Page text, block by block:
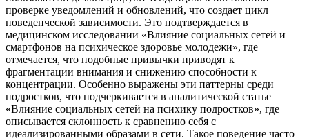
проверке уведомлений и обновлений, что создает цикл
поведенческой зависимости. Это подтверждается в
медицинском исследовании «Влияние социальных сетей и
смартфонов на психическое здоровье молодежи», где
отмечается, что подобные привычки приводят к
фрагментации внимания и снижению способности к
концентрации. Особенно выражены эти паттерны среди
подростков, что подчеркивается в аналитической статье
«Влияние социальных сетей на психику подростков», где
описывается склонность к сравнению себя с
идеализированными образами в сети. Такое поведение часто